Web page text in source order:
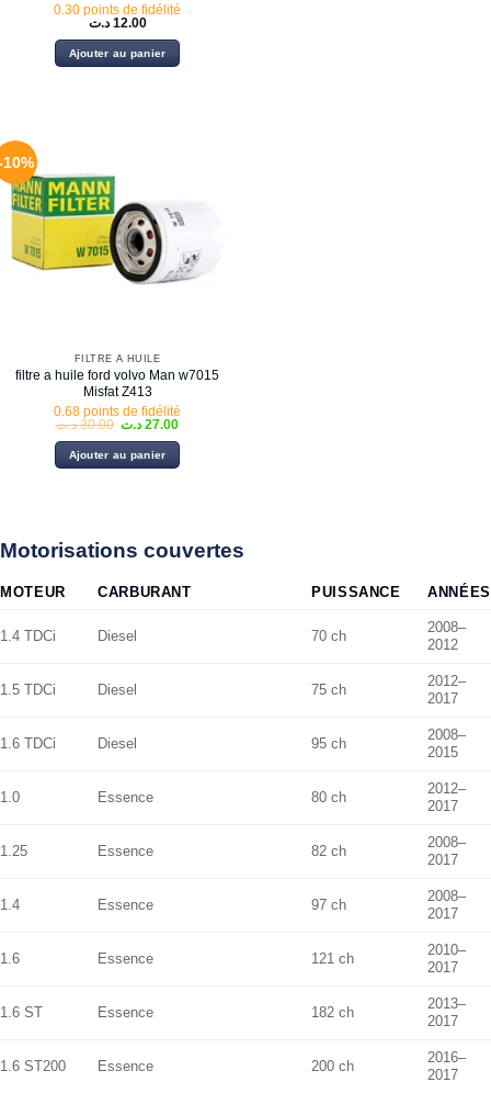
0.30 points de fidélité
12.00 د.ت
Ajouter au panier
FILTRE À HUILE
filtre a huile ford volvo Man w7015
Misfat Z413
0.68 points de fidélité
30.00 د.ت
Le
initial
était :
27.00 د.ت
Le
actuel
est :
Ajouter au panier
Motorisations couvertes
MOTEUR CARBURANT PUISSANCE ANNÉES
1.4 TDCi Diesel 70 ch
2008–
2012
1.5 TDCi Diesel 75 ch
2012–
2017
1.6 TDCi Diesel 95 ch
2008–
2015
1.0 Essence 80 ch
2012–
2017
1.25 Essence 82 ch
2008–
2017
1.4 Essence 97 ch
2008–
2017
1.6 Essence 121 ch
2010–
2017
1.6 ST Essence 182 ch
2013–
2017
1.6 ST200 Essence 200 ch
2016–
2017